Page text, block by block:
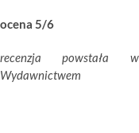
ocena 5/6
recenzja powstała
Wydawnictwem